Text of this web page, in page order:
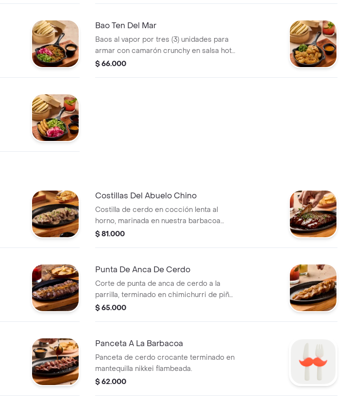
Bao Ten Del Mar
Baos al vapor por tres (3) unidades para
armar con camarón crunchy en salsa hot
mayo, kanikama salad, seaweed salad,
$ 66.000
Costillas Del Abuelo Chino
Costilla de cerdo en cocción lenta al
horno, marinada en nuestra barbacoa
asiática, ajonjolí y cebollín.
$ 81.000
Punta De Anca De Cerdo
Corte de punta de anca de cerdo a la
parrilla, terminado en chimichurri de piña
y cilantro.
$ 65.000
Panceta A La Barbacoa
Panceta de cerdo crocante terminado en
mantequilla nikkei flambeada.
$ 62.000